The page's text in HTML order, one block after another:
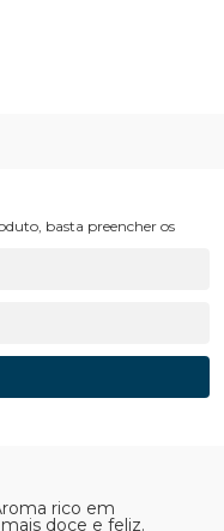
basta preencher os
rico em
doce e feliz.